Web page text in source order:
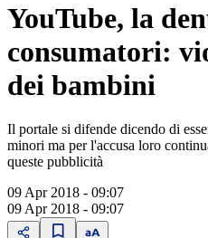
YouTube, la
consumatori:
dei bambini
Il portale si difende dicendo di
minori ma per l'accusa loro
queste pubblicità
09 Apr 2018 - 09:07
09 Apr 2018 - 09:07